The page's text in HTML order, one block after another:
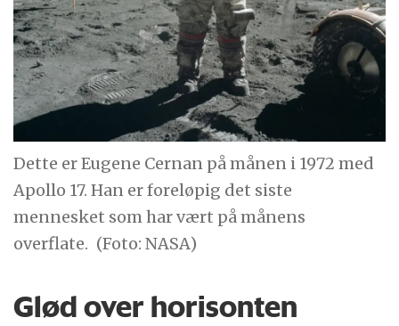
Dette er Eugene Cernan på månen i 1972 med
Apollo 17. Han er foreløpig det siste
mennesket som har vært på månens
overflate. (Foto: NASA)
Glød over horisonten